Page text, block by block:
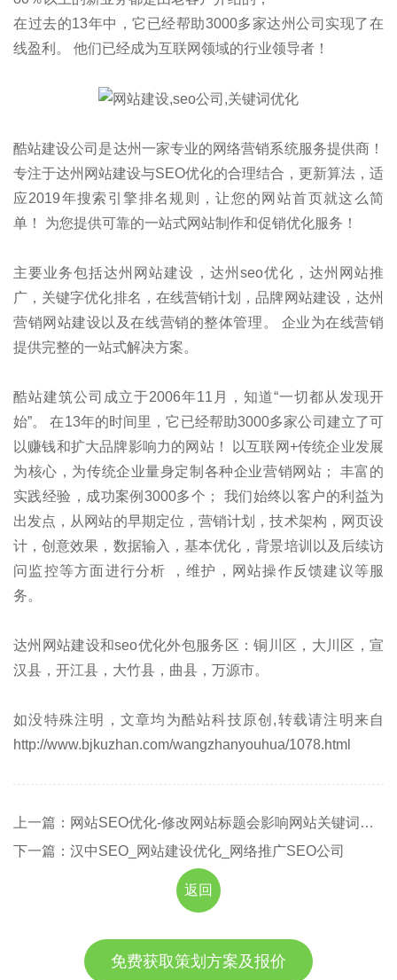
在过去的13年中，它已经帮助3000多家达州公司实现了在
线盈利。 他们已经成为互联网领域的行业领导者！
酷站建设公司是达州一家专业的网络营销系统服务提供商！
专注于达州网站建设与SEO优化的合理结合，更新算法，适
应2019年搜索引擎排名规则，让您的网站首页就这么简
单！ 为您提供可靠的一站式网站制作和促销优化服务！
主要业务包括达州网站建设，达州seo优化，达州网站推
广，关键字优化排名，在线营销计划，品牌网站建设，达州
营销网站建设以及在线营销的整体管理。 企业为在线营销
提供完整的一站式解决方案。
酷站建筑公司成立于2006年11月，知道“一切都从发现开
始”。 在13年的时间里，它已经帮助3000多家公司建立了可
以赚钱和扩大品牌影响力的网站！ 以互联网+传统企业发展
为核心，为传统企业量身定制各种企业营销网站； 丰富的
实践经验，成功案例3000多个； 我们始终以客户的利益为
出发点，从网站的早期定位，营销计划，技术架构，网页设
计，创意效果，数据输入，基本优化，背景培训以及后续访
问监控等方面进行分析 ，维护，网站操作反馈建议等服
务。
达州网站建设和seo优化外包服务区：铜川区，大川区，宣
汉县，开江县，大竹县，曲县，万源市。
如没特殊注明，文章均为酷站科技原创,转载请注明来自
http://www.bjkuzhan.com/wangzhanyouhua/1078.html
上一篇：网站SEO优化-修改网站标题会影响网站关键词排名吗？
下一篇：汉中SEO_网站建设优化_网络推广SEO公司
返回
免费获取策划方案及报价